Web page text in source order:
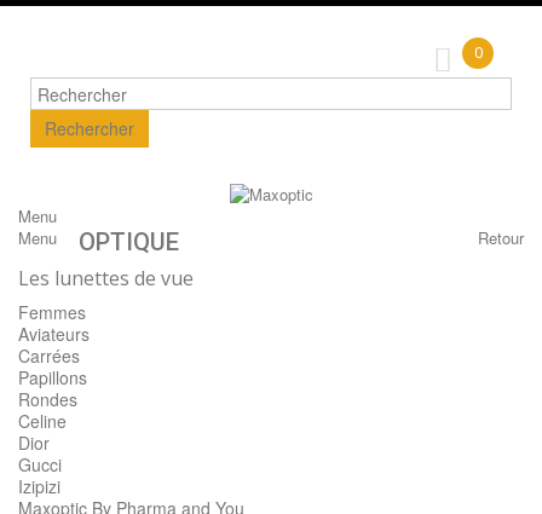
0
Rechercher
Menu
Menu
Retour
OPTIQUE
Les lunettes de vue
Femmes
Aviateurs
Carrées
Papillons
Rondes
Celine
Dior
Gucci
Izipizi
Maxoptic By Pharma and You